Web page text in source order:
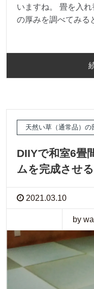
いますね。 畳を入
の厚みを調べてみる
天然い草（通常品）の
DIIYで和室6畳
ムを完成させ
2021.03.10
by